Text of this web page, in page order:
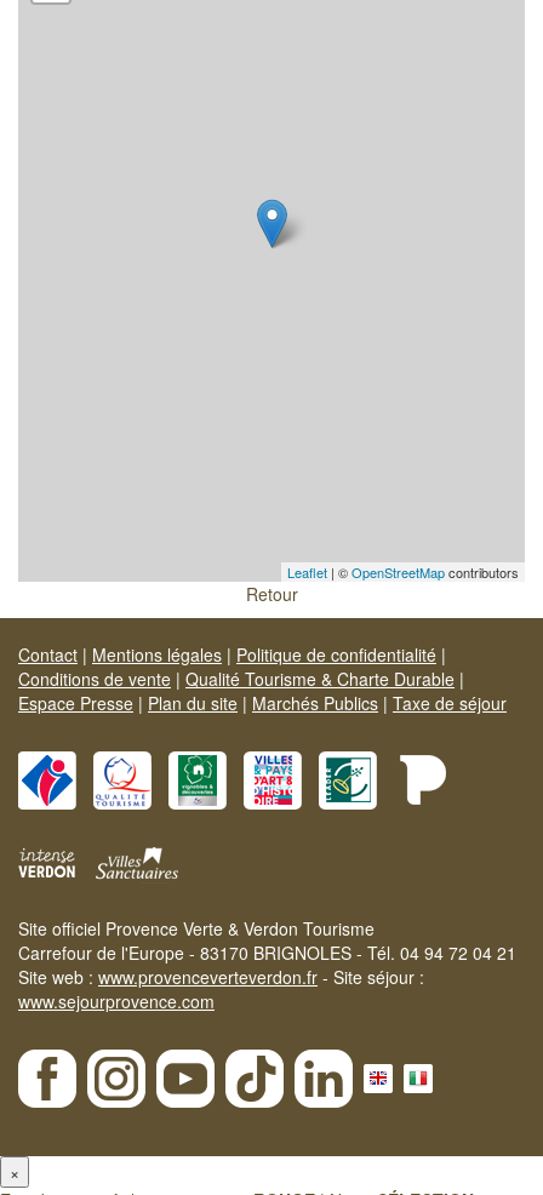
Leaflet | ©OpenStreetMapcontributors
Retour
Contact | Mentions légales | Politique de confidentialité |
Conditions de vente | Qualité Tourisme & Charte Durable |
Espace Presse | Plan du site | Marchés Publics | Taxe de séjour
Site officiel Provence Verte & Verdon Tourisme
Carrefour de l'Europe - 83170 BRIGNOLES - Tél. 04 94 72 04 21
Site web : www.provenceverteverdon.fr - Site séjour :
www.sejourprovence.com
×